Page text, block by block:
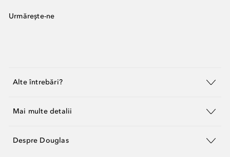
Urmărește-ne
Alte întrebări?
Mai multe detalii
Despre Douglas